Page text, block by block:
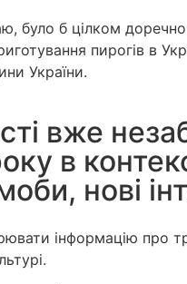
було б цілком
пирогів в
України.
вже
в
нові
інформацію про